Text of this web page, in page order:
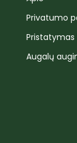
Privatumo
Pristatymas
Augalų